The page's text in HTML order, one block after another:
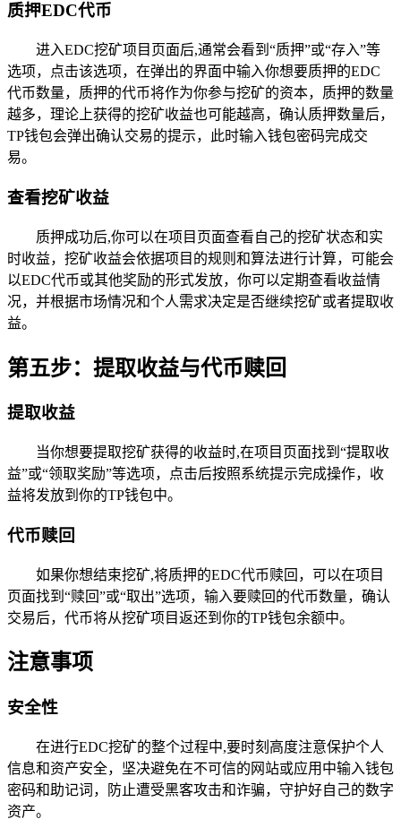
质押EDC代币
进入EDC挖矿项目页面后,通常会看到“质押”或“存入”等
选项，点击该选项，在弹出的界面中输入你想要质押的EDC
代币数量，质押的代币将作为你参与挖矿的资本，质押的数量
越多，理论上获得的挖矿收益也可能越高，确认质押数量后，
TP钱包会弹出确认交易的提示，此时输入钱包密码完成交
易。
查看挖矿收益
质押成功后,你可以在项目页面查看自己的挖矿状态和实
时收益，挖矿收益会依据项目的规则和算法进行计算，可能会
以EDC代币或其他奖励的形式发放，你可以定期查看收益情
况，并根据市场情况和个人需求决定是否继续挖矿或者提取收
益。
第五步：提取收益与代币赎回
提取收益
当你想要提取挖矿获得的收益时,在项目页面找到“提取收
益”或“领取奖励”等选项，点击后按照系统提示完成操作，收
益将发放到你的TP钱包中。
代币赎回
如果你想结束挖矿,将质押的EDC代币赎回，可以在项目
页面找到“赎回”或“取出”选项，输入要赎回的代币数量，确认
交易后，代币将从挖矿项目返还到你的TP钱包余额中。
注意事项
安全性
在进行EDC挖矿的整个过程中,要时刻高度注意保护个人
信息和资产安全，坚决避免在不可信的网站或应用中输入钱包
密码和助记词，防止遭受黑客攻击和诈骗，守护好自己的数字
资产。